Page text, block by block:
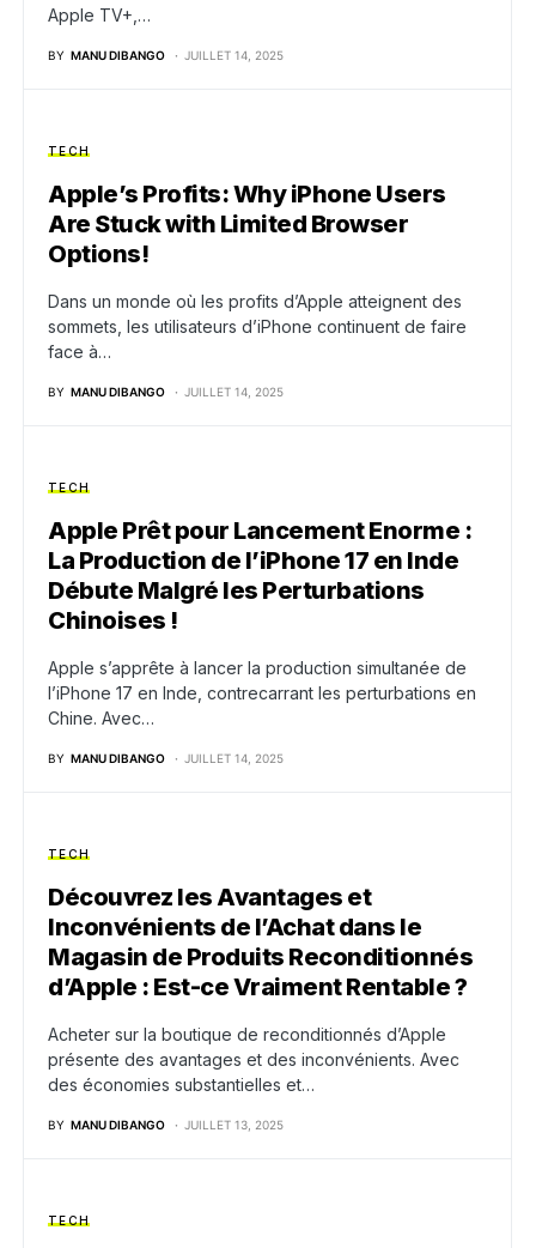
Apple TV+,…
BY MANU DIBANGO JUILLET 14, 2025
TECH
Apple’s Profits: Why iPhone Users
Are Stuck with Limited Browser
Options!
Dans un monde où les profits d’Apple atteignent des
sommets, les utilisateurs d’iPhone continuent de faire
face à…
BY MANU DIBANGO JUILLET 14, 2025
TECH
Apple Prêt pour Lancement Enorme :
La Production de l’iPhone 17 en Inde
Débute Malgré les Perturbations
Chinoises !
Apple s’apprête à lancer la production simultanée de
l’iPhone 17 en Inde, contrecarrant les perturbations en
Chine. Avec…
BY MANU DIBANGO JUILLET 14, 2025
TECH
Découvrez les Avantages et
Inconvénients de l’Achat dans le
Magasin de Produits Reconditionnés
d’Apple : Est-ce Vraiment Rentable ?
Acheter sur la boutique de reconditionnés d’Apple
présente des avantages et des inconvénients. Avec
des économies substantielles et…
BY MANU DIBANGO JUILLET 13, 2025
TECH